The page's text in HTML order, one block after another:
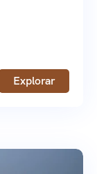
Explorar